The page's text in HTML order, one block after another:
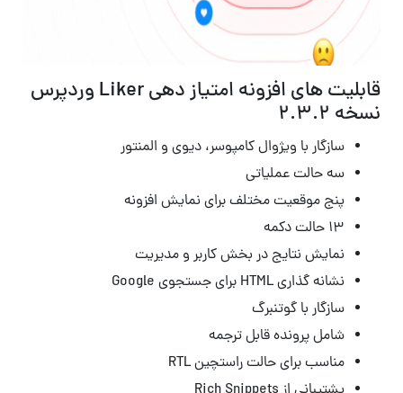
قابلیت های افزونه امتیاز دهی Liker وردپرس
نسخه 2.3.2
سازگار با ویژوال کامپوسر، دیوی و المنتور
سه حالت عملیاتی
پنج موقعیت مختلف برای نمایش افزونه
۱۳ حالت دکمه
نمایش نتایج در بخش کاربر و مدیریت
نشانه گذاری HTML برای جستجوی Google
سازگار با گوتنبرگ
شامل پرونده قابل ترجمه
مناسب برای حالت راستچین RTL